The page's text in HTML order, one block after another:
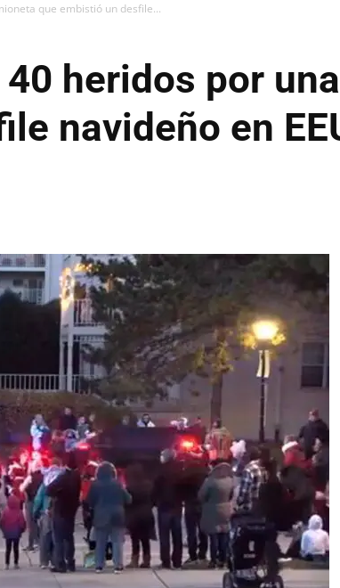
que embistió un desfile...
heridos por
navideño en